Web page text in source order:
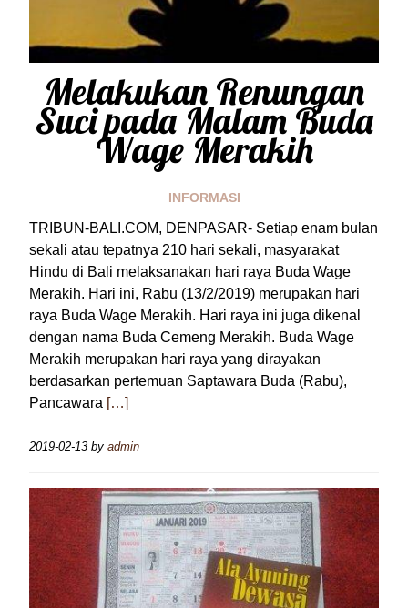
Melakukan Renungan
Suci pada Malam Buda
Wage Merakih
INFORMASI
TRIBUN-BALI.COM, DENPASAR- Setiap enam bulan
sekali atau tepatnya 210 hari sekali, masyarakat
Hindu di Bali melaksanakan hari raya Buda Wage
Merakih. Hari ini, Rabu (13/2/2019) merupakan hari
raya Buda Wage Merakih. Hari raya ini juga dikenal
dengan nama Buda Cemeng Merakih. Buda Wage
Merakih merupakan hari raya yang dirayakan
berdasarkan pertemuan Saptawara Buda (Rabu),
Pancawara […]
2019-02-13 by admin